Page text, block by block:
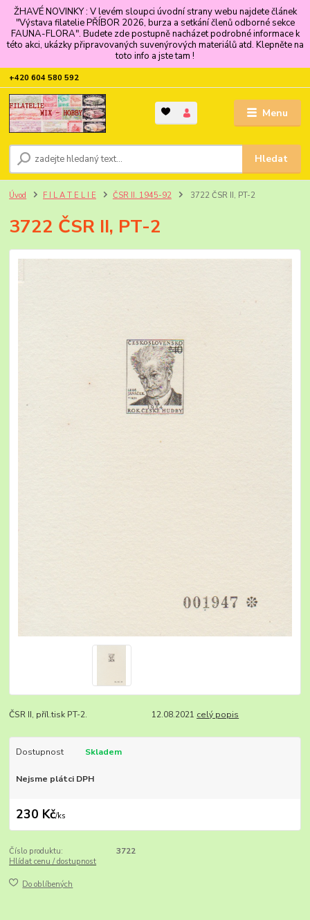
ŽHAVÉ NOVINKY : V levém sloupci úvodní strany webu najdete článek
"Výstava filatelie PŘÍBOR 2026, burza a setkání členů odborné sekce
FAUNA-FLORA". Budete zde postupně nacházet podrobné informace k
této akci, ukázky připravovaných suvenýrových materiálů atd. Klepněte na
toto info a jste tam !
Menu
Hledat
+420 604 580 592
Úvod F I L A T E L I E ČSR II. 1945-92 3722 ČSR II, PT-2
3722 ČSR II, PT-2
ČSR II, příl.tisk PT-2. 12.08.2021 celý popis
Dostupnost Skladem
Nejsme plátci DPH
230 Kč/ks
Číslo produktu:
3722
Hlídat cenu / dostupnost
Do oblíbených